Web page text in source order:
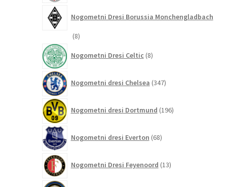
Nogometni Dresi Borussia Monchengladbach
88
Nogometni Dresi Celtic 8izdelkov
Nogometni dresi Chelsea 347izdelkov
Nogometni dresi Dortmund 196izdelkov
Nogometni dresi Everton 68izdelkov
Nogometni Dresi Feyenoord 13izdelkov